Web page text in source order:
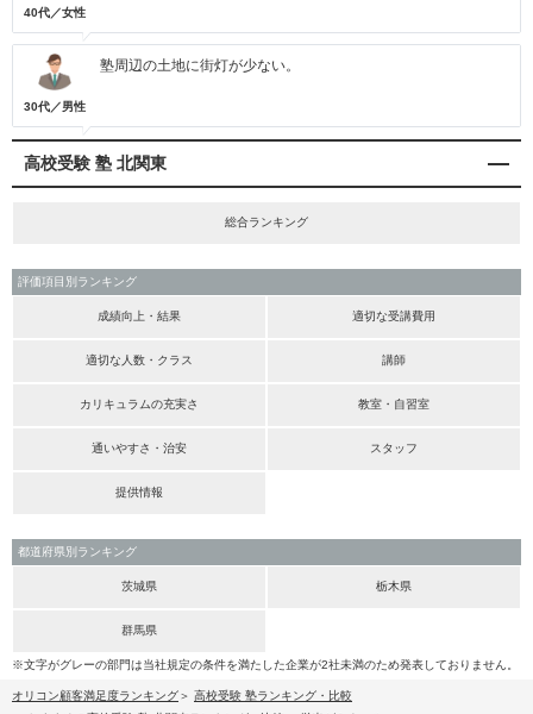
40代／女性
30代／男性
塾周辺の土地に街灯が少ない。
高校受験 塾 北関東
総合ランキング
評価項目別ランキング
成績向上・結果 適切な受講費用
適切な人数・クラス 講師
カリキュラムの充実さ 教室・自習室
通いやすさ・治安 スタッフ
提供情報
都道府県別ランキング
茨城県 栃木県
群馬県
※文字がグレーの部門は当社規定の条件を満たした企業が2社未満のため発表しておりません。
オリコン顧客満足度ランキング
高校受験 塾ランキング・比較